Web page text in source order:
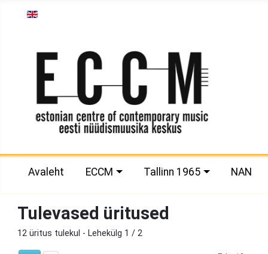
Vali keel
Avaleht ECCM Tallinn 1965 NAN
Tulevased üritused
12 üritus tulekul - Lehekülg 1 / 2